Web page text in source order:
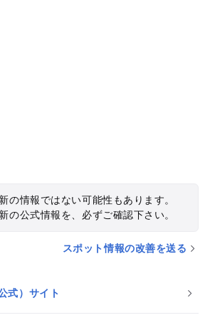
の情報ではない可能性もあります。
の公式情報を、必ずご確認下さい。
スポット情報の改善を送る
式）サイト